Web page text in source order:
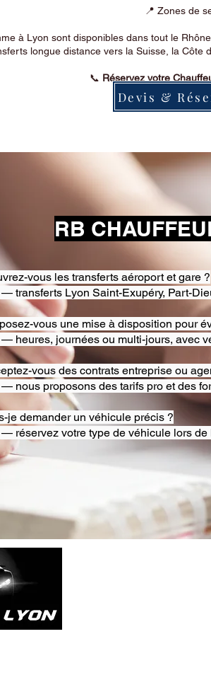
📍 Zones de
à Lyon sont disponibles dans tout le
longue distance vers la Suisse, la Côte
📞 Réservez votre
Devis &
RB
vous les transferts aéroport et gare ?
transferts Lyon Saint-Exupéry, Part-
vous une mise à disposition pour
— heures, journées ou multi-jours, avec
vous des contrats entreprise ou
— nous proposons des tarifs pro et des
je demander un véhicule précis ?
réservez votre type de véhicule lors